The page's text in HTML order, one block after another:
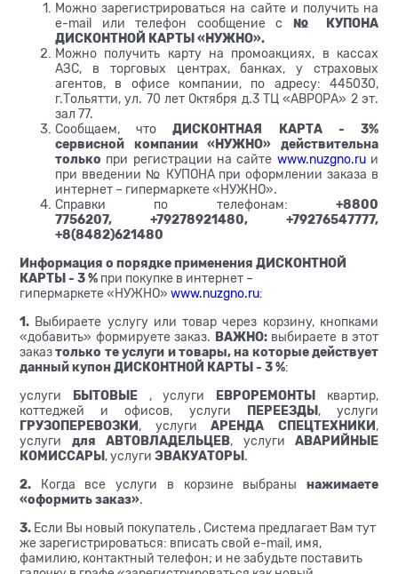
Можно зарегистрироваться на сайте и получить на
е-mail или телефон сообщение с № КУПОНА
ДИСКОНТНОЙ КАРТЫ «НУЖНО».
Можно получить карту на промоакциях, в кассах
АЗС, в торговых центрах, банках, у страховых
агентов, в офисе компании, по адресу: 445030,
г.Тольятти, ул. 70 лет Октября д.3 ТЦ «АВРОРА» 2 эт.
зал 77.
Сообщаем, чтоДИСКОНТНАЯ КАРТА - 3%
сервисной компании «НУЖНО» действительна
только при регистрации на сайте www.nuzgno.ruи
при введении № КУПОНА при оформлении заказа в
интернет – гипермаркете «НУЖНО».
Справки по телефонам: +8800
7756207,
+79278921480, +79276547777,
+8(8482)621480
Информация о порядке применения ДИСКОНТНОЙ
КАРТЫ - 3% при покупке в интернет –
гипермаркете «НУЖНО» www.nuzgno.ru:
1. Выбираете услугу или товар через корзину, кнопками
«добавить» формируете заказ. ВАЖНО:выбираете в этот
заказтолько те услуги и товары, на которые действует
данный купон ДИСКОНТНОЙ КАРТЫ - 3%:
услуги
БЫТОВЫЕ, услуги ЕВРОРЕМОНТЫ
квартир,
коттеджей и офисов, услуги
ПЕРЕЕЗДЫ , услуги
ГРУЗОПЕРЕВОЗКИ , услугиАРЕНДА СПЕЦТЕХНИКИ ,
услуги для АВТОВЛАДЕЛЬЦЕВ, услуги АВАРИЙНЫЕ
КОМИССАРЫ , услуги ЭВАКУАТОРЫ .
2. Когда все услуги в корзине выбраны нажимаете
«оформить заказ».
3. Если Вы новый покупатель , Система предлагает Вам тут
же зарегистрироваться: вписать свой e-mail, имя,
фамилию, контактный телефон; и не забудьте поставить